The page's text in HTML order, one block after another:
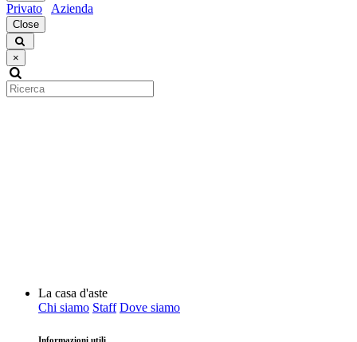
Privato Azienda
Close
×
La casa d'aste
Chi siamo Staff Dove siamo
Informazioni utili